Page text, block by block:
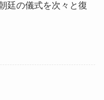
廷の儀式を次々と復